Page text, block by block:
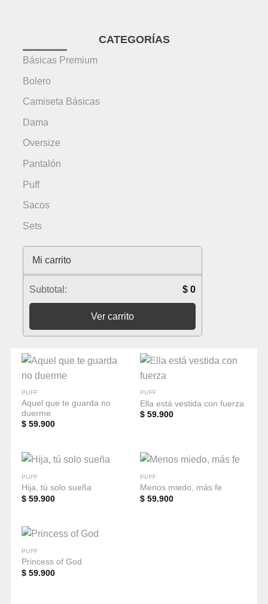
CATEGORÍAS
Básicas Premium
Bolero
Camiseta Básicas
Dama
Oversize
Pantalón
Puff
Sacos
Sets
Mi carrito
Subtotal: $0
Ver carrito
PUFF
Aquel que te guarda no
duerme
$59.900
PUFF
Ella está vestida con fuerza
$59.900
PUFF
Hija, tú solo sueña
$59.900
PUFF
Menos miedo, más fe
$59.900
PUFF
Princess of God
$59.900